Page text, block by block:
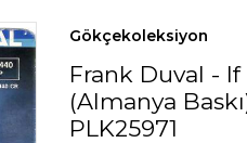
Gökçekoleksiyon
Frank Duval -
(Almanya
PLK25971